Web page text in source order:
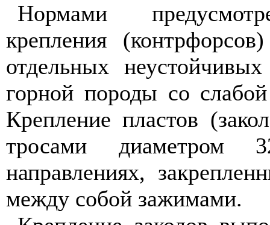
Нормами
крепления
отдельных
горной породы со
Крепление пластов
тросами
направлениях,
между собой зажимами.